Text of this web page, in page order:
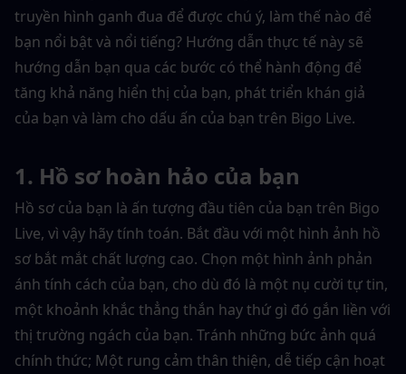
truyền hình ganh đua để được chú ý, làm thế nào để
bạn nổi bật và nổi tiếng? Hướng dẫn thực tế này sẽ
hướng dẫn bạn qua các bước có thể hành động để
tăng khả năng hiển thị của bạn, phát triển khán giả
của bạn và làm cho dấu ấn của bạn trên Bigo Live.
1. Hồ sơ hoàn hảo của bạn
Hồ sơ của bạn là ấn tượng đầu tiên của bạn trên Bigo
Live, vì vậy hãy tính toán. Bắt đầu với một hình ảnh hồ
sơ bắt mắt chất lượng cao. Chọn một hình ảnh phản
ánh tính cách của bạn, cho dù đó là một nụ cười tự tin,
một khoảnh khắc thẳng thắn hay thứ gì đó gắn liền với
thị trường ngách của bạn. Tránh những bức ảnh quá
chính thức; Một rung cảm thân thiện, dễ tiếp cận hoạt